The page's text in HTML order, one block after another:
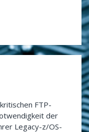
FTP-
der
Legacy-z/OS-